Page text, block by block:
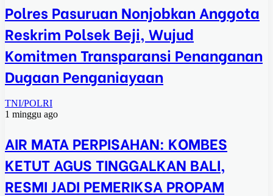
Polres Pasuruan Nonjobkan Anggota
Reskrim Polsek Beji, Wujud
Komitmen Transparansi Penanganan
Dugaan Penganiayaan
TNI/POLRI
1 minggu ago
AIR MATA PERPISAHAN: KOMBES
KETUT AGUS TINGGALKAN BALI,
RESMI JADI PEMERIKSA PROPAM